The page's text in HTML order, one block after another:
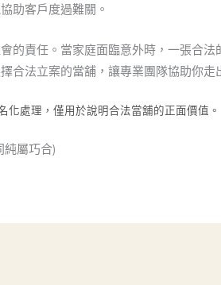
助客戶度過難關。
的責任。當家庭面臨意外時，一張合
擇合法立案的當舖，讓專業團隊協助你走
處理，僅用於說明合法當舖的正面價值。
純屬巧合)